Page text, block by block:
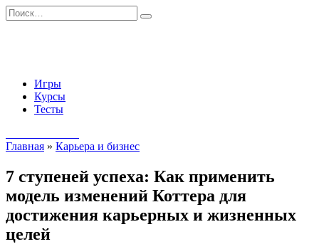
Перейти
к
Search
for:
Игры
Курсы
Тесты
Главная » Карьера и бизнес
7 ступеней успеха: Как применить
модель изменений Коттера для
достижения карьерных и жизненных
целей